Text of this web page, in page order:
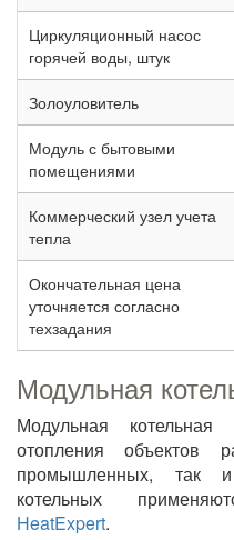
Циркуляционный насос
горячей воды, штук
Золоуловитель
Модуль с бытовыми
помещениями
Коммерческий узел учета
тепла
Окончательная цена
уточняется согласно
техзадания
Модульная
Модульная
отопления объектов
промышленных, так
котельных
HeatExpert.